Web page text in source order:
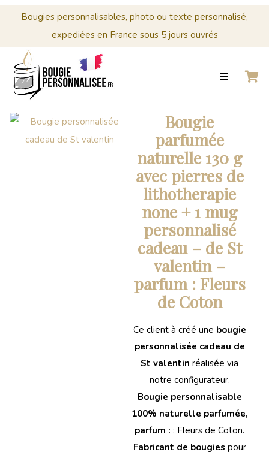
Bougies personnalisables, photo ou texte personnalisé,
expediées en France sous 5 jours ouvrés
Menu
ACCUEIL
CRÉER
VOTRE
PERSONNALISÉE
Cérémonies
BOUGIES
MARIAGE
PERSONNALISÉES
0 Panier
Panier
Votre
Bougie
parfumée
naturelle 130 g
avec pierres de
lithotherapie
none + 1 mug
personnalisé
cadeau – de St
valentin –
parfum : Fleurs
de Coton
Ce client à créé une bougie
personnalisée cadeau de
St valentin réalisée via
notre configurateur.
Bougie personnalisable
100% naturelle parfumée,
parfum : : Fleurs de Coton.
Fabricant de bougies pour